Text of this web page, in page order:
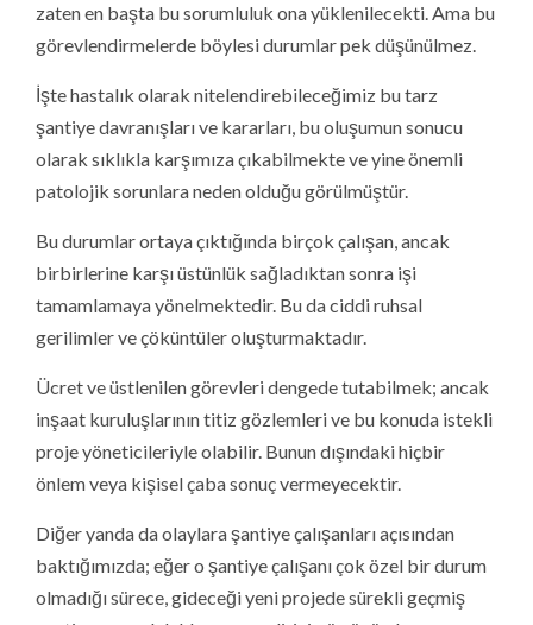
zaten en başta bu sorumluluk ona yüklenilecekti. Ama bu
görevlendirmelerde böylesi durumlar pek düşünülmez.
İşte hastalık olarak nitelendirebileceğimiz bu tarz
şantiye davranışları ve kararları, bu oluşumun sonucu
olarak sıklıkla karşımıza çıkabilmekte ve yine önemli
patolojik sorunlara neden olduğu görülmüştür.
Bu durumlar ortaya çıktığında birçok çalışan, ancak
birbirlerine karşı üstünlük sağladıktan sonra işi
tamamlamaya yönelmektedir. Bu da ciddi ruhsal
gerilimler ve çöküntüler oluşturmaktadır.
Ücret ve üstlenilen görevleri dengede tutabilmek; ancak
inşaat kuruluşlarının titiz gözlemleri ve bu konuda istekli
proje yöneticileriyle olabilir. Bunun dışındaki hiçbir
önlem veya kişisel çaba sonuç vermeyecektir.
Diğer yanda da olaylara şantiye çalışanları açısından
baktığımızda; eğer o şantiye çalışanı çok özel bir durum
olmadığı sürece, gideceği yeni projede sürekli geçmiş